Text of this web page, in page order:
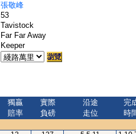
張敬峰
53
Tavistock
Far Far Away
Keeper
獨贏
賠率
實際
負磅
沿途
走位
完
時